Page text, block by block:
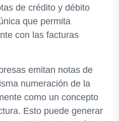
de crédito y débito
que permita
con las facturas
emitan notas de
numeración de la
como un concepto
Esto puede generar